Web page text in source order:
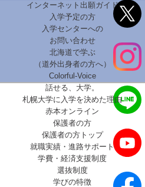
インターネット出願ガイド
入学予定の方
入学センターへの
お問い合わせ
北海道で学ぶ
（道外出身者の方へ）
Colorful-Voice
話せる、大学。
札幌大学に入学を決めた理由
赤本オンライン
保護者の方
保護者の方トップ
就職実績・進路サポート
学費・経済支援制度
選抜制度
学びの特徴